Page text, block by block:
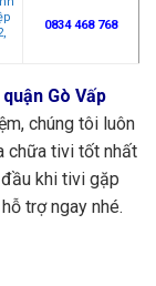
0834 468 768
Gò Vấp
chúng tôi luôn
chữa tivi tốt nhất
khi tivi gặp
trợ ngay nhé.